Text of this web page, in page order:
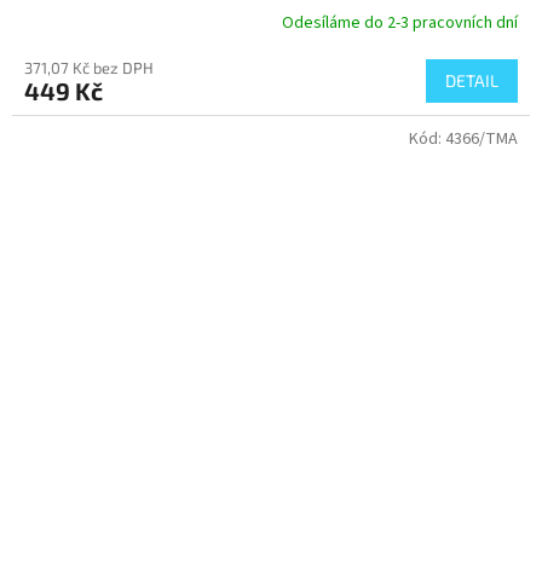
Odesíláme do 2-3 pracovních dní
371,07 Kč bez DPH
449 Kč DETAIL
Kód: 4366/TMA